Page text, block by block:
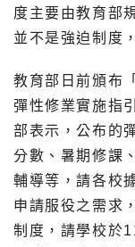
度主要由教育部
並不是強迫制度
教育部日前頒布
彈性修業實施指
部表示，公布的
分數、暑期修課
輔導等，請各校
申請服役之需求
制度，請學校於